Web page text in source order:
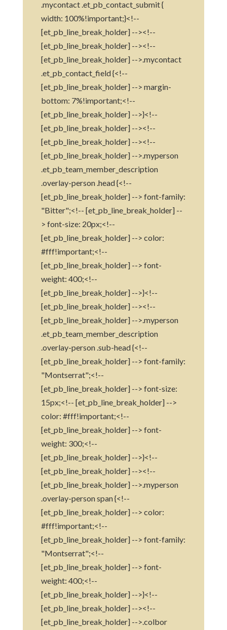
.mycontact .et_pb_contact_submit {
width: 100%!important;}<!--
[et_pb_line_break_holder] --><!--
[et_pb_line_break_holder] --><!--
[et_pb_line_break_holder] -->.mycontact
.et_pb_contact_field {<!--
[et_pb_line_break_holder] --> margin-
bottom: 7%!important;<!--
[et_pb_line_break_holder] -->}<!--
[et_pb_line_break_holder] --><!--
[et_pb_line_break_holder] --><!--
[et_pb_line_break_holder] -->.myperson
.et_pb_team_member_description
.overlay-person .head {<!--
[et_pb_line_break_holder] --> font-family:
"Bitter";<!-- [et_pb_line_break_holder] --
> font-size: 20px;<!--
[et_pb_line_break_holder] --> color:
#fff!important;<!--
[et_pb_line_break_holder] --> font-
weight: 400;<!--
[et_pb_line_break_holder] -->}<!--
[et_pb_line_break_holder] --><!--
[et_pb_line_break_holder] -->.myperson
.et_pb_team_member_description
.overlay-person .sub-head {<!--
[et_pb_line_break_holder] --> font-family:
"Montserrat";<!--
[et_pb_line_break_holder] --> font-size:
15px;<!-- [et_pb_line_break_holder] -->
color: #fff!important;<!--
[et_pb_line_break_holder] --> font-
weight: 300;<!--
[et_pb_line_break_holder] -->}<!--
[et_pb_line_break_holder] --><!--
[et_pb_line_break_holder] -->.myperson
.overlay-person span {<!--
[et_pb_line_break_holder] --> color:
#fff!important;<!--
[et_pb_line_break_holder] --> font-family:
"Montserrat";<!--
[et_pb_line_break_holder] --> font-
weight: 400;<!--
[et_pb_line_break_holder] -->}<!--
[et_pb_line_break_holder] --><!--
[et_pb_line_break_holder] -->.colbor